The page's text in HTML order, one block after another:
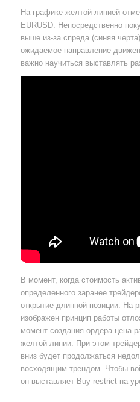
На графике желтой линией
EURUSD. Непосредственно
выше из-за спреда (синяя
ожидаемое направление
важно научиться выставлять
В момент, когда стоимость
определенного заранее
открытие длинной позиции. На
изображен принцип работы
момент создания ордера цена
желтой линии. При этом
вниз будет продолжаться
восходящим трендом. Чтобы
он выставляет Buy restrict на